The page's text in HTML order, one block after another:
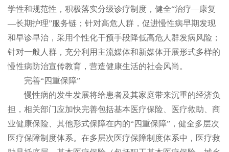
学性和规范性，积极落实分级诊疗制度，健全“治疗—康复
—长期护理”服务链；针对高危人群，促进慢性病早期发现
和早诊早治，采用个性化干预手段降低高危人群发病风险；
针对一般人群，充分利用主流媒体和新媒体开展形式多样的
慢性病防治宣传教育，营造健康生活的社会风尚。
完善“四重保障”
慢性病的发生发展将给患者及其家庭带来沉重的经济负
担，相关部门应加快完善包括基本医疗保险、医疗救助、商
业健康保险、其他形式保障在内的“四重保障”，健全多层次
医疗保障制度体系。在多层次医疗保障制度体系中，医疗救